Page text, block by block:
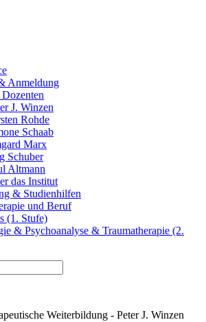
Anmeldung
J. Winzen
Rohde
Schaab
Marx
Schuber
Altmann
das Institut
& Studienhilfen
und Beruf
(1. Stufe)
& Psychoanalyse & Traumatherapie (2.
Weiterbildung - Peter J. Winzen